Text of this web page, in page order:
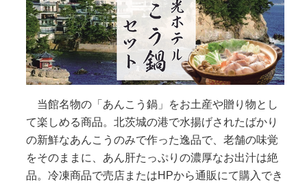
当館名物の「あんこう鍋」をお土産や贈り物とし
て楽しめる商品。北茨城の港で水揚げされたばかり
の新鮮なあんこうのみで作った逸品で、老舗の味覚
をそのままに、あん肝たっぷりの濃厚なお出汁は絶
品。冷凍商品で売店またはHPから通販にて購入でき